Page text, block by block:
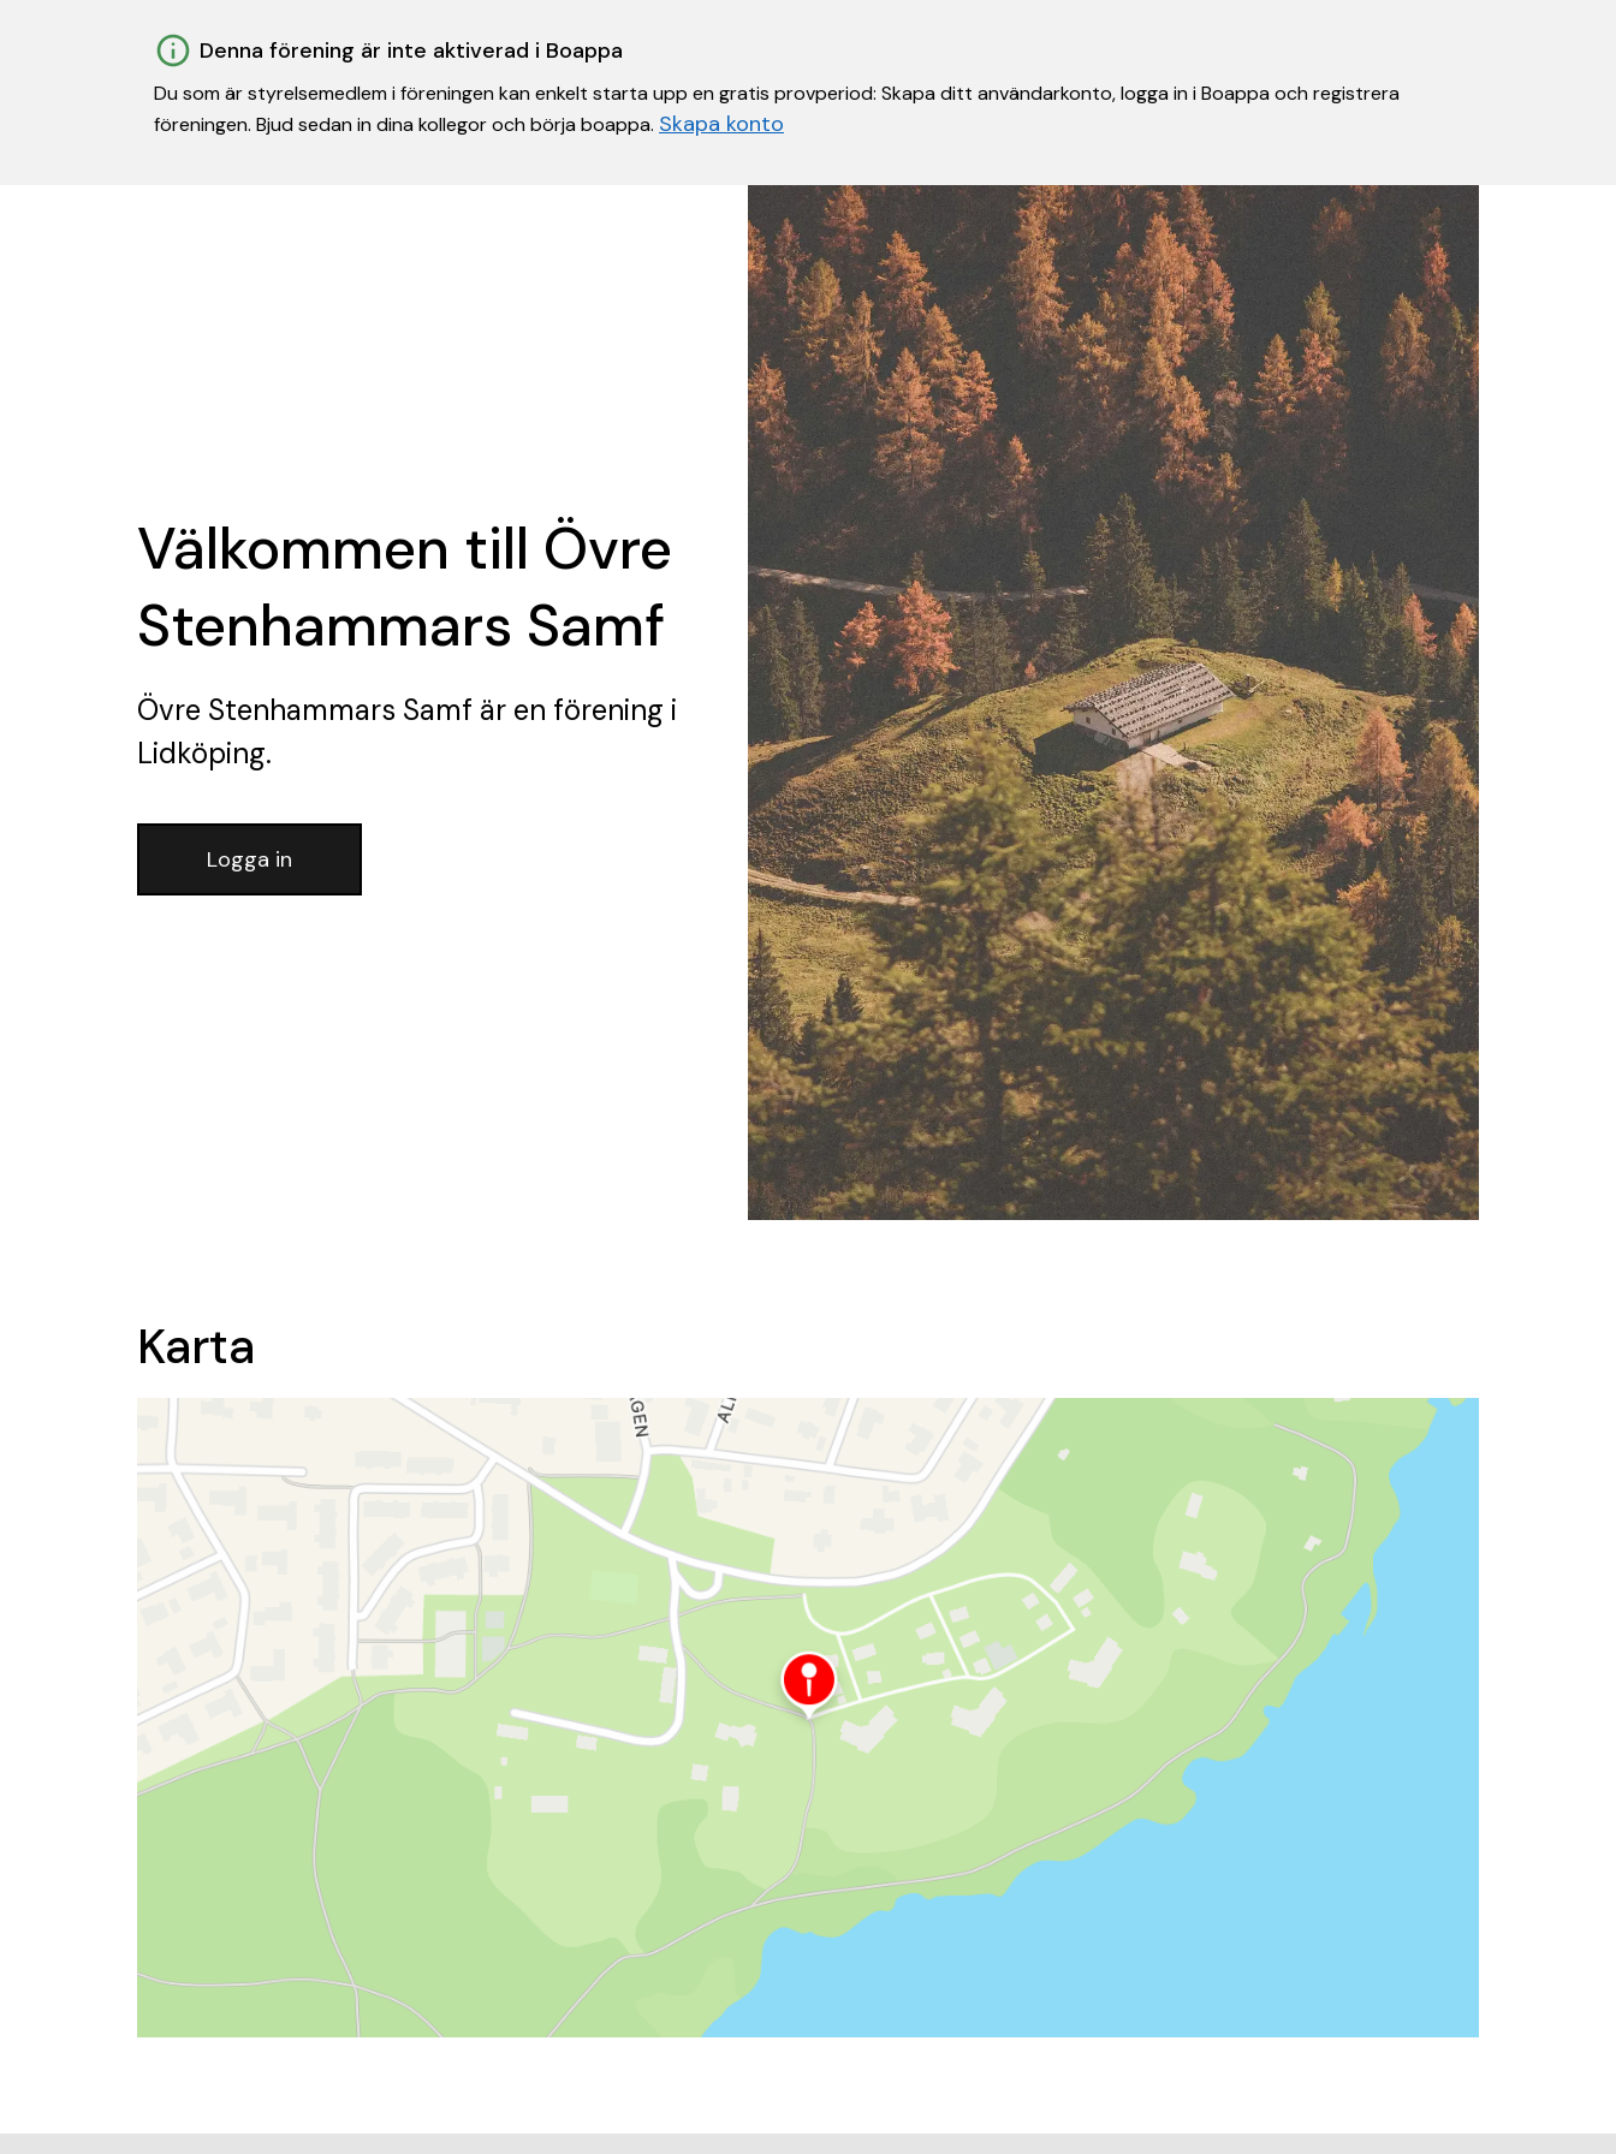
Denna förening är inte aktiverad i Boappa
Du som är styrelsemedlem i föreningen kan enkelt starta upp en gratis provperiod: Skapa ditt användarkonto, logga in i Boappa och registrera
föreningen. Bjud sedan in dina kollegor och börja boappa. Skapa konto
Välkommen till Övre
Stenhammars Samf
Övre Stenhammars Samf är en förening i
Lidköping.
Logga in
Karta